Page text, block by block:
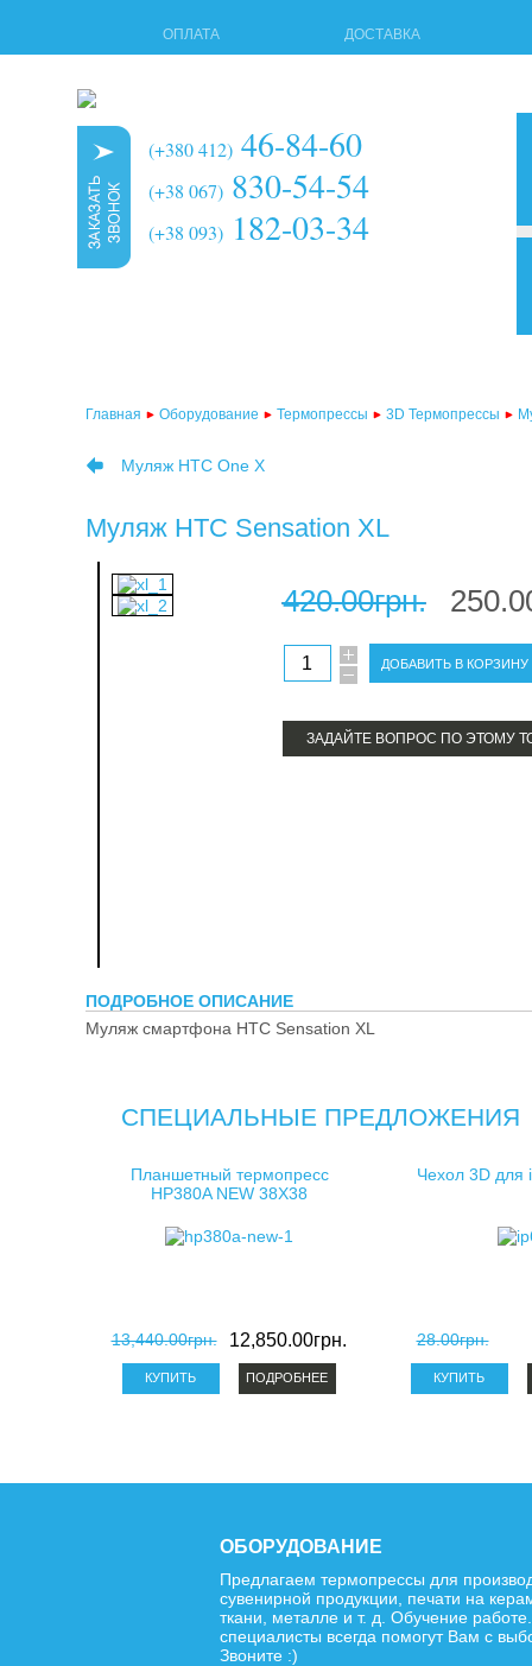
ОПЛАТА ДОСТАВКА
(+380 412) 46-84-60
(+38 067) 830-54-54
(+38 093) 182-03-34
Главная Оборудование Термопрессы 3D Термопрессы
Муляж HTC One X
Муляж HTC Sensation XL
420.00грн.
ЗАДАЙТЕ ВОПРОС ПО ЭТОМУ
ПОДРОБНОЕ ОПИСАНИЕ
Муляж смартфона HTC Sensation XL
СПЕЦИАЛЬНЫЕ ПРЕДЛОЖЕНИЯ
Планшетный термопресс
HP380A NEW 38X38
13,440.00грн. 12,850.00грн.
ПОДРОБНЕЕ
Чехол 3D для
28.00грн.
ОБОРУДОВАНИЕ
Предлагаем термопрессы для
сувенирной продукции, печати на
ткани, металле и т. д. Обучение
специалисты всегда помогут Вам с
Звоните :)